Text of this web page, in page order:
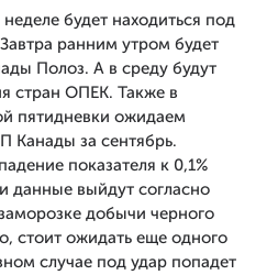
будет находиться под
ранним утром будет
Полоз. А в среду будут
стран ОПЕК. Также в
пятидневки ожидаем
Канады за сентябрь.
показателя к 0,1%
данные выйдут согласно
добычи черного
стоит ожидать еще одного
случае под удар попадет